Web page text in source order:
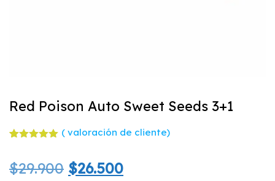
Red Poison Auto Sweet Seeds 3+1
de 5 en
base a
( valoración de cliente)
$29.900 El
$26.500El